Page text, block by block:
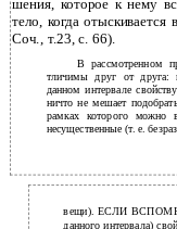
шения, которое к нему
тело, когда
Соч., т.23, с. 66).
В рассмотренном
тличимы друг от друга:
данном интервале
ничто не мешает
рамках которого можно
несущественные (т. е.
вещи). ЕСЛИ
данного интервала)